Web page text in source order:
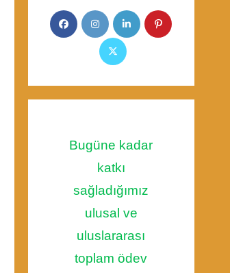
Opens
in
tab
Opens
in
a
new
tab
Opens
in
tab
Opens
tab
Opens
new
Bugüne kadar
katkı
sağladığımız
ulusal ve
uluslararası
toplam ödev